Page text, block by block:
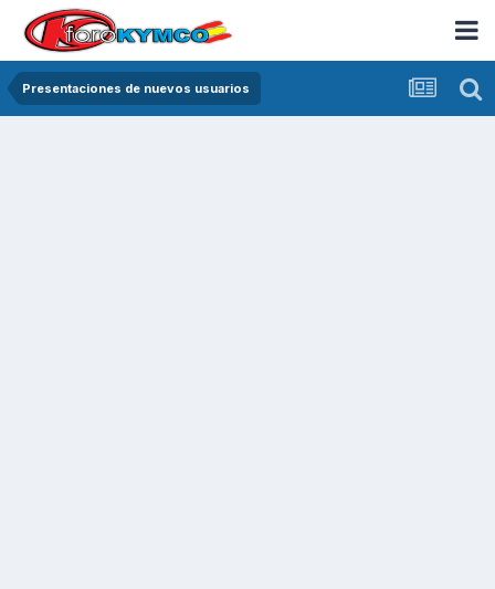
Presentaciones de nuevos usuarios